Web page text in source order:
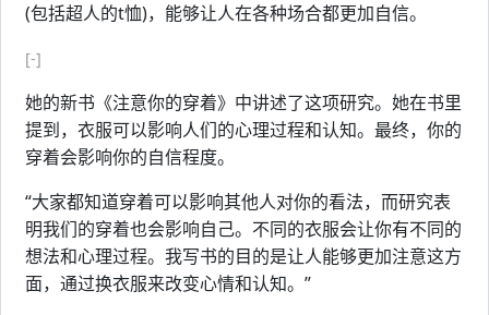
(包括超人的t恤)，能够让人在各种场合都更加自信。
[-]
她的新书《注意你的穿着》中讲述了这项研究。她在书里
提到，衣服可以影响人们的心理过程和认知。最终，你的
穿着会影响你的自信程度。
“大家都知道穿着可以影响其他人对你的看法，而研究表
明我们的穿着也会影响自己。不同的衣服会让你有不同的
想法和心理过程。我写书的目的是让人能够更加注意这方
面，通过换衣服来改变心情和认知。”